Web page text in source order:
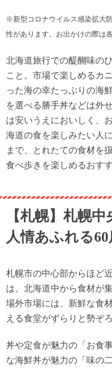
う〜
【函館】函館朝市〜食
【函館】はこだて自由
場！〜
【釧路】釧路和商市場
が楽しめる〜
【稚内】稚内副港市場
北海道にある市場マップ
※新型コロナウイルス感染拡大
性があります。お出かけの際は
北海道旅行での醍醐味の
こと。市場で楽しめるカ
った海の幸たっぷりの海
を選べる勝手丼などは外
は安いうえにおいしく、
海道の食を楽しみたい人
まで、とれたての食材を
食べ歩きを楽しめるおす
【札幌】札幌
人情あふれる
札幌市の中心部からほど
は、北海道中から食材が
場外市場には、新鮮な食
える食堂がずらりと勢ぞろ
丼や定食が魅力の「お食
な海鮮丼が魅力の「味の